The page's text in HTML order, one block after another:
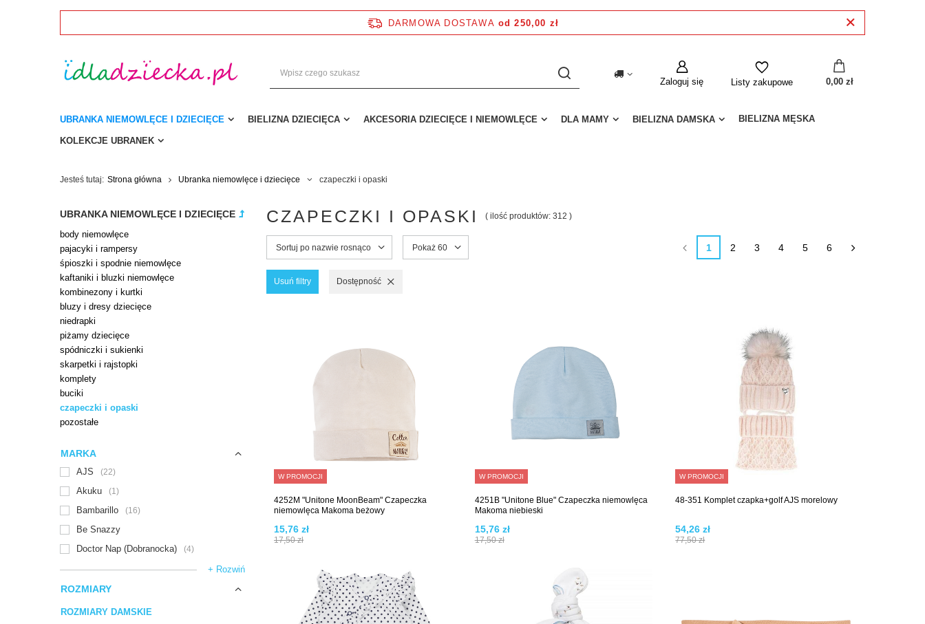
DARMOWA DOSTAWA od 250,00 zł
Zaloguj się Listy zakupowe 0,00 zł
UBRANKA NIEMOWLĘCE I DZIECIĘCE BIELIZNA DZIECIĘCA AKCESORIA DZIECIĘCE I NIEMOWLĘCE DLA MAMY BIELIZNA DAMSKA BIELIZNA MĘSKA
KOLEKCJE UBRANEK
Jesteś tutaj: Strona główna Ubranka niemowlęce i dziecięce czapeczki i opaski
UBRANKA NIEMOWLĘCE I DZIECIĘCE
body niemowlęce
pajacyki i rampersy
śpioszki i spodnie niemowlęce
kaftaniki i bluzki niemowlęce
kombinezony i kurtki
bluzy i dresy dziecięce
niedrapki
piżamy dziecięce
spódniczki i sukienki
skarpetki i rajstopki
komplety
buciki
czapeczki i opaski
pozostałe
MARKA
AJS 22
Akuku 1
Bambarillo 16
Be Snazzy
Doctor Nap (Dobranocka)
4
+ Rozwiń
ROZMIARY
ROZMIARY DAMSKIE
CZAPECZKI I OPASKI ( ilość produktów: 312 )
Sortuj po nazwie rosnąco Pokaż 60 1 2 3 4 5 6
Usuń filtry Dostępność
W PROMOCJI
4252M "Unitone MoonBeam" Czapeczka
niemowlęca Makoma beżowy
17,50 zł
15,76 zł
W PROMOCJI
4251B "Unitone Blue" Czapeczka niemowlęca
Makoma niebieski
17,50 zł
15,76 zł
W PROMOCJI
48-351 Komplet czapka+golf AJS morelowy
77,50 zł
54,26 zł